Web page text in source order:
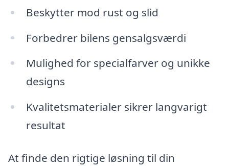
Beskytter mod rust og slid
Forbedrer bilens gensalgsværdi
Mulighed for specialfarver og unikke
designs
Kvalitetsmaterialer sikrer langvarigt
resultat
At finde den rigtige løsning til din